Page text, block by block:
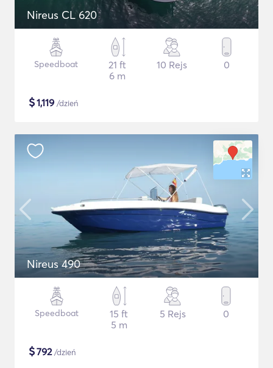
Nireus CL 620
Speedboat
21 ft
6 m
10 Rejs 0
$1,119 /dzień
Nireus 490
Speedboat
15 ft
5 m
5 Rejs 0
$792/dzień